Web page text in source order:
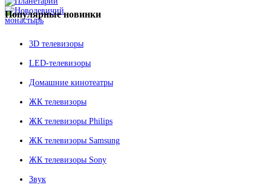
Популярныеновинки
3D телевизоры
LED-телевизоры
Домашние кинотеатры
ЖК телевизоры
ЖК телевизоры Philips
ЖК телевизоры Samsung
ЖК телевизоры Sony
Звук